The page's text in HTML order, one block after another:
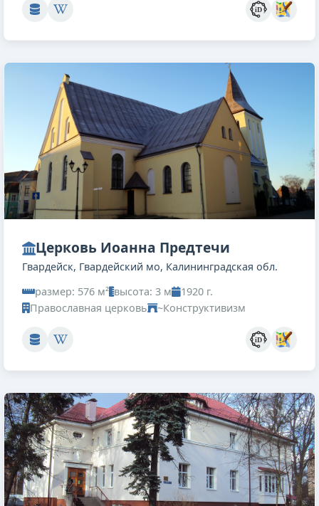
Церковь Иоанна Предтечи
Гвардейск, Гвардейский мо, Калининградская обл.
размер: 576 м² высота: 3 м
1920 г.
Православная церковь
~Конструктивизм